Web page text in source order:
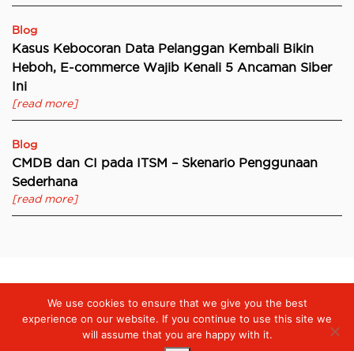
Blog
Kasus Kebocoran Data Pelanggan Kembali Bikin
Heboh, E-commerce Wajib Kenali 5 Ancaman Siber
Ini
[read more]
Blog
CMDB dan CI pada ITSM – Skenario Penggunaan
Sederhana
[read more]
We use cookies to ensure that we give you the best
experience on our website. If you continue to use this site we
will assume that you are happy with it.
Digiserve »Aktivitas Bisnis Terdampak Pandemik Virus Corona
(Covid-19), Bagaimana Menjaga Pengalaman Pelanggan?